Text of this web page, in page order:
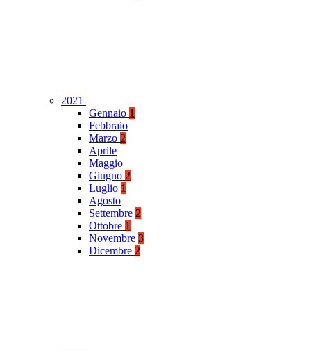
2021
Gennaio 1
Febbraio
Marzo 2
Aprile
Maggio
Giugno 2
Luglio 1
Agosto
Settembre 2
Ottobre 1
Novembre 3
Dicembre 2